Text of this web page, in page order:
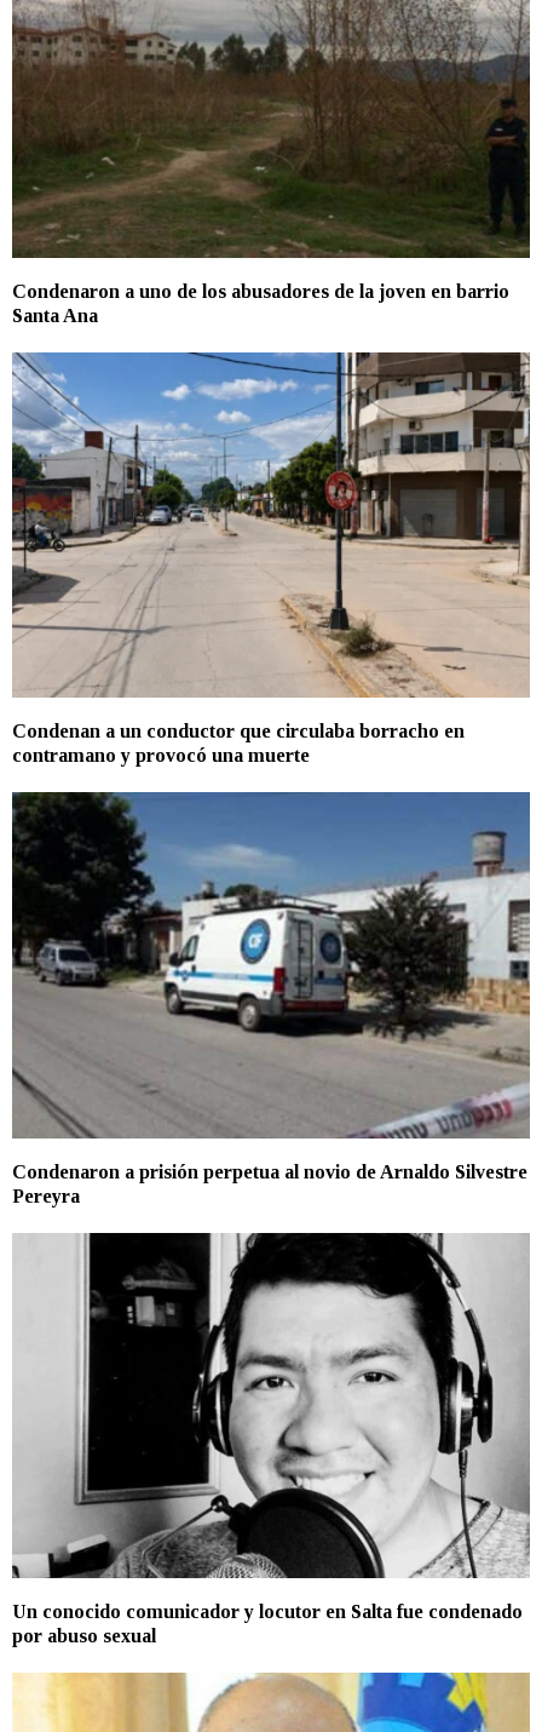
Condenaron a uno de los abusadores de la joven en barrio
Santa Ana
Condenan a un conductor que circulaba borracho en
contramano y provocó una muerte
Condenaron a prisión perpetua al novio de Arnaldo Silvestre
Pereyra
Un conocido comunicador y locutor en Salta fue condenado
por abuso sexual